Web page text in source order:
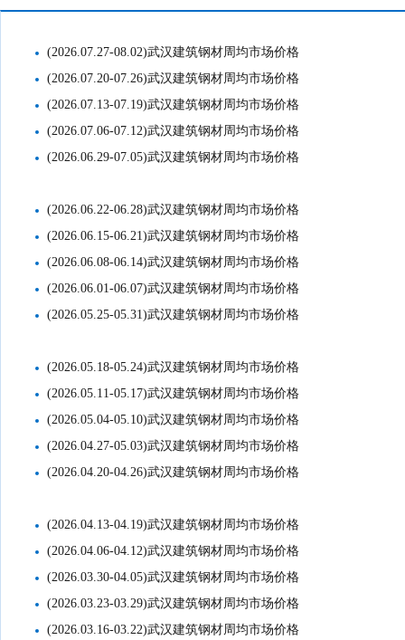
(2026.07.27-08.02)武汉建筑钢材周均市场价格
(2026.07.20-07.26)武汉建筑钢材周均市场价格
(2026.07.13-07.19)武汉建筑钢材周均市场价格
(2026.07.06-07.12)武汉建筑钢材周均市场价格
(2026.06.29-07.05)武汉建筑钢材周均市场价格
(2026.06.22-06.28)武汉建筑钢材周均市场价格
(2026.06.15-06.21)武汉建筑钢材周均市场价格
(2026.06.08-06.14)武汉建筑钢材周均市场价格
(2026.06.01-06.07)武汉建筑钢材周均市场价格
(2026.05.25-05.31)武汉建筑钢材周均市场价格
(2026.05.18-05.24)武汉建筑钢材周均市场价格
(2026.05.11-05.17)武汉建筑钢材周均市场价格
(2026.05.04-05.10)武汉建筑钢材周均市场价格
(2026.04.27-05.03)武汉建筑钢材周均市场价格
(2026.04.20-04.26)武汉建筑钢材周均市场价格
(2026.04.13-04.19)武汉建筑钢材周均市场价格
(2026.04.06-04.12)武汉建筑钢材周均市场价格
(2026.03.30-04.05)武汉建筑钢材周均市场价格
(2026.03.23-03.29)武汉建筑钢材周均市场价格
(2026.03.16-03.22)武汉建筑钢材周均市场价格